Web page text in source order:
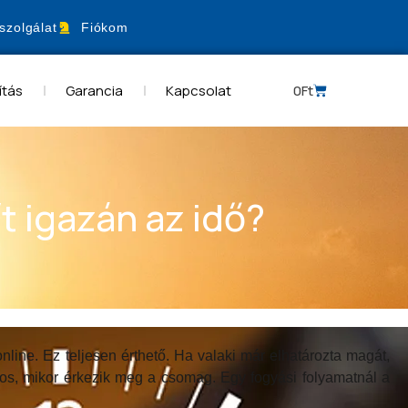
Fiókom
Garancia Kapcsolat 0Ft
igazán az idő?
Ez teljesen érthető. Ha valaki már elhatározta magát,
mikor érkezik meg a csomag. Egy fogyási folyamatnál a